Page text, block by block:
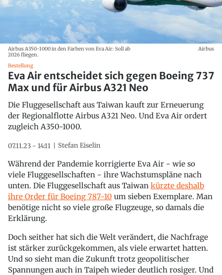
Airbus A350-1000 in den Farben von Eva Air: Soll ab
2026 fliegen.
Airbus
Bestellung
Eva Air entscheidet sich gegen Boeing 737
Max und für Airbus A321 Neo
Die Fluggesellschaft aus Taiwan kauft zur Erneuerung
der Regionalflotte Airbus A321 Neo. Und Eva Air ordert
zugleich A350-1000.
07.11.23 - 14:11 Stefan Eiselin
Während der Pandemie korrigierte Eva Air - wie so
viele Fluggesellschaften - ihre Wachstumspläne nach
unten. Die Fluggesellschaft aus Taiwan kürzte deshalb
ihre Order für Boeing 787-10 um sieben Exemplare. Man
benötige nicht so viele große Flugzeuge, so damals die
Erklärung.
Doch seither hat sich die Welt verändert, die Nachfrage
ist stärker zurückgekommen, als viele erwartet hatten.
Und so sieht man die Zukunft trotz geopolitischer
Spannungen auch in Taipeh wieder deutlich rosiger. Und